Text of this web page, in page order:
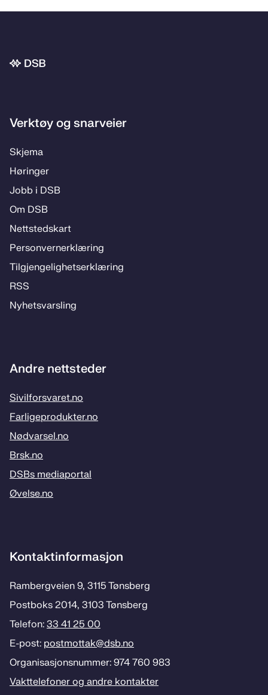
Bunnområde
Verktøy og snarveier
Skje­­ma
Hø­rin­­ger
Jobb i DSB
Om DSB
Nett­steds­­kart
Per­­son­ver­n­er­klæ­­ring
Til­­­gjen­­ge­­lig­hets­­er­klæ­­ring
RSS
Ny­hets­­vars­­ling
Andre nettsteder
Sivilforsvaret.no
Farligeprodukter.no
Nødvarsel.no
Brsk.no
DSBs mediaportal
Øvelse.no
Kontaktinformasjon
Rambergveien 9, 3115 Tønsberg
Postboks 2014, 3103 Tønsberg
Telefon: 33 41 25 00
E-post: postmottak­@dsb.no
Organisasjonsnummer: 974 760 983
Vakttelefoner og andre kontakter